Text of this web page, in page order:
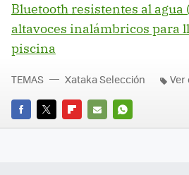
Bluetooth resistentes al agua
altavoces inalámbricos para
piscina
FACEBOOK
TWITTERFLIPBOARD
E-
WHATSAPP
TEMAS Xataka Selección Ver